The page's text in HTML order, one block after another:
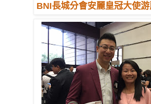
BNI長城分會安麗皇冠大使游